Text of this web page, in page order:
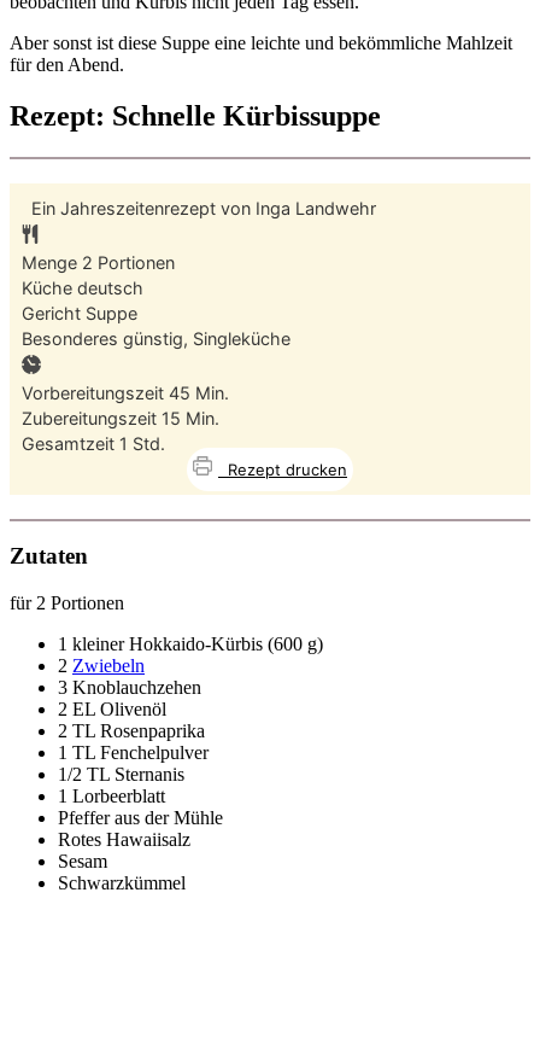
Aber sonst ist diese Suppe eine leichte und bekömmliche Mahlzeit
für den Abend.
Rezept: Schnelle Kürbissuppe
Ein Jahreszeitenrezept von Inga Landwehr
Menge 2 Portionen
Küche deutsch
Gericht Suppe
Besonderes günstig, Singleküche
Vorbereitungszeit 45 Minuten
Min.
Zubereitungszeit 15 Minuten
Min.
Gesamtzeit 1 Stunde
Std.
Rezept drucken
Zutaten
für 2 Portionen
1 kleiner Hokkaido-Kürbis (600 g)
2 Zwiebeln
3 Knoblauchzehen
2 EL Olivenöl
2 TL Rosenpaprika
1 TL Fenchelpulver
1/2 TL Sternanis
1 Lorbeerblatt
Pfeffer aus der Mühle
Rotes Hawaiisalz
Sesam
Schwarzkümmel